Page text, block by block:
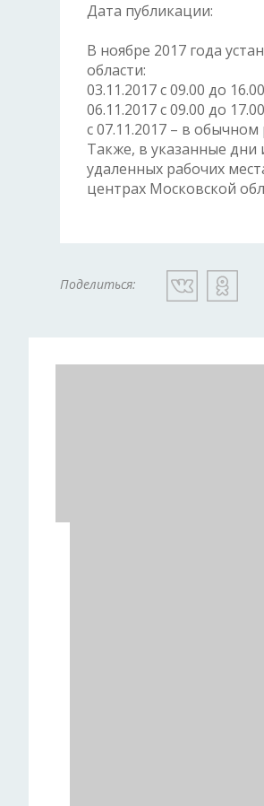
Дата публикации:
В ноябре 2017 года
области:
03.11.2017 с 09.00 до
06.11.2017 с 09.00 до
с 07.11.2017 – в
Также, в указанные дни
удаленных рабочих
центрах Московской
Поделиться: